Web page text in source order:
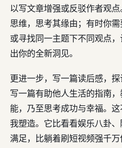
以写文章增强或反驳作者观
思维，思考其缘由；有时你需
或寻找同一主题下不同观点
出你的全新洞见。
更进一步，写一篇读后感，
写一篇有助他人生活的指南
能，乃至思考成功与幸福。
我塑造。它比看看娱乐八卦
满足，比躺着刷短视频强千万